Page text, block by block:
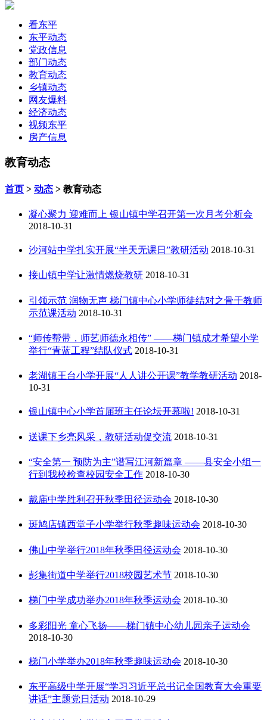
看东平
东平动态
党政信息
部门动态
教育动态
乡镇动态
网友爆料
经济动态
视频东平
房产信息
教育动态
首页 > 动态 > 教育动态
凝心聚力 迎难而上 银山镇中学召开第一次月考分析会
2018-10-31
沙河站中学扎实开展“半天无课日”教研活动 2018-10-31
接山镇中学让激情燃烧教研 2018-10-31
引领示范 润物无声 梯门镇中心小学师徒结对之骨干教师
示范课活动 2018-10-31
“师传帮带，师艺师德永相传” ——梯门镇成才希望小学
举行“青蓝工程”结队仪式 2018-10-31
老湖镇王台小学开展“人人讲公开课”教学教研活动 2018-
10-31
银山镇中心小学首届班主任论坛开幕啦! 2018-10-31
送课下乡亮风采，教研活动促交流 2018-10-31
“安全第一 预防为主”谱写江河新篇章 ——县安全小组一
行到我校检查校园安全工作 2018-10-30
戴庙中学胜利召开秋季田径运动会 2018-10-30
斑鸠店镇西堂子小学举行秋季趣味运动会 2018-10-30
佛山中学举行2018年秋季田径运动会 2018-10-30
彭集街道中学举行2018校园艺术节 2018-10-30
梯门中学成功举办2018年秋季运动会 2018-10-30
多彩阳光 童心飞扬——梯门镇中心幼儿园亲子运动会
2018-10-30
梯门小学举办2018年秋季趣味运动会 2018-10-30
东平高级中学开展“学习习近平总书记全国教育大会重要
讲话”主题党日活动 2018-10-29